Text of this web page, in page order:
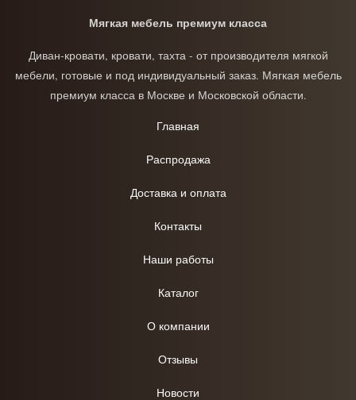
Мягкая мебель премиум класса
Диван-кровати, кровати, тахта - от производителя мягкой
мебели, готовые и под индивидуальный заказ. Мягкая мебель
премиум класса в Москве и Московской области.
Главная
Распродажа
Доставка и оплата
Контакты
Наши работы
Каталог
О компании
Отзывы
Новости